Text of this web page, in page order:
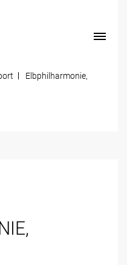
Elbphilharmonie,